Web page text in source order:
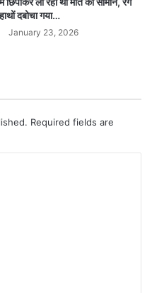
हाथों दबोचा गया…
January 23, 2026
Required fields are